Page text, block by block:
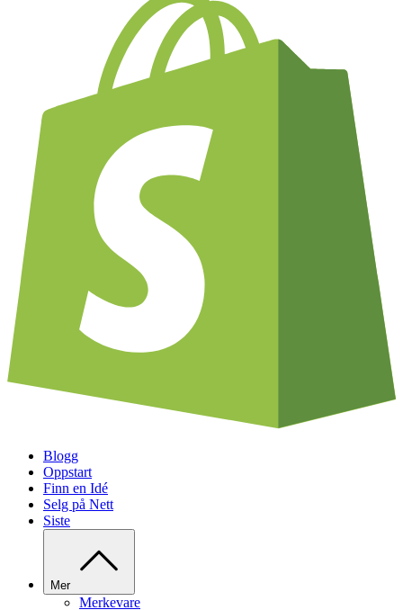
Blogg
Oppstart
Finn en Idé
Selg på Nett
Siste
Mer
Merkevare